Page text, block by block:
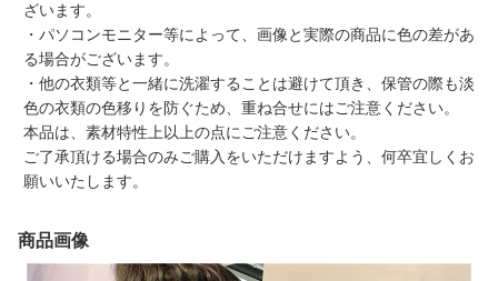
ざいます。
・パソコンモニター等によって、画像と実際の商品に色の差があ
る場合がございます。
・他の衣類等と一緒に洗濯することは避けて頂き、保管の際も淡
色の衣類の色移りを防ぐため、重ね合せにはご注意ください。
本品は、素材特性上以上の点にご注意ください。
ご了承頂ける場合のみご購入をいただけますよう、何卒宜しくお
願いいたします。
商品画像